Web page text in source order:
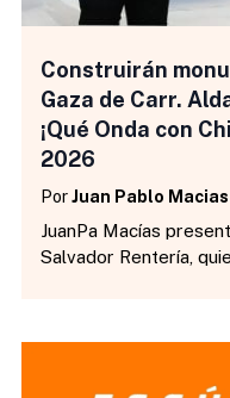
Construirán
Gaza de Carr.
¡Qué Onda con
2026
Por Juan Pablo Macias
JuanPa Macías
Salvador Rentería,